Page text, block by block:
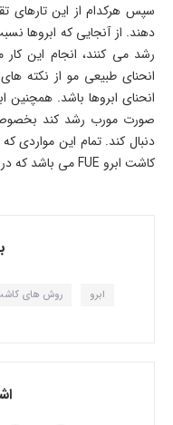
سپس هرکدام از این تارهای
دهند. از آنجایی که ابروها
رشد می کنند، انجام این
انحنای طبیعی مو از نکته
انحنای ابروها باشد.
صورت مورب رشد کند
دنبال کند. تمام این مواردی
کاشت ابرو FUE می باشد که در انجام آن اعمال می گردد.
ابرو روش های